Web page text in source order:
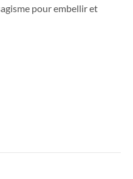
pour embellir et